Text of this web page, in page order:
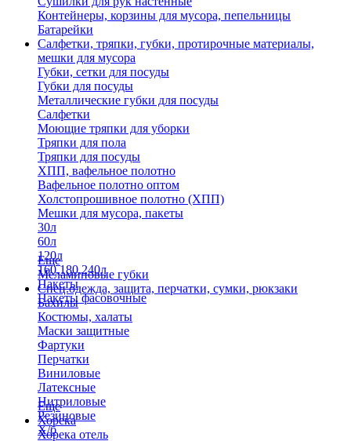
Контейнеры, корзины для мусора, пепельницы
Батарейки
Салфетки, тряпки, губки, протирочные материалы,
мешки для мусора
Губки, сетки для посуды
Губки для посуды
Металлические губки для посуды
Салфетки
Моющие тряпки для уборки
Тряпки для пола
Тряпки для посуды
ХПП, вафельное полотно
Вафельное полотно оптом
Холстопрошивное полотно (ХПП)
Мешки для мусора, пакеты
30л
60л
120л
160,180,240л
Пакеты
Пакеты фасовочные
Еще
Меламиновые губки
Спец.одежда, защита, перчатки, сумки, рюкзаки
Бахилы
Костюмы, халаты
Маски защитные
Фартуки
Перчатки
Виниловые
Латексные
Нитриловые
Резиновые
Х/б
Еще
Хорека
Хорека отель